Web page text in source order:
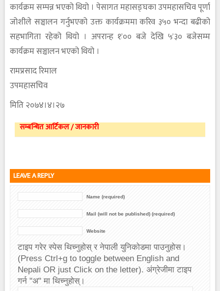
कार्यक्रम सम्पन्न भएको थियो । पेसागत महासङ्घका उपमहासचिव पूर्णा
जोशीले सञ्चालन गर्नुभएको उक्त कार्यक्रममा करिव ३५० भन्दा बढीको
सहभागिता रहेको थियो । अपरान्ह १ः०० बजे देखि ५ः३० बजेसम्म
कार्यक्रम सञ्चालन भएको थियो ।
रामप्रसाद रिमाल
उपमहासचिव
मिति २०७४।४।२७
सम्बन्धित आर्टिकल / जानकारी
LEAVE A REPLY
Name (required)
Mail (will not be published) (required)
Website
टाइप गरेर स्पेस थिच्नुहोस् र नेपाली युनिकोडमा पाउनुहोस।
(Press Ctrl+g to toggle between English and
Nepali OR just Click on the letter). अंग्रेजीमा टाइप
गर्न "अ" मा थिच्नुहोस्।